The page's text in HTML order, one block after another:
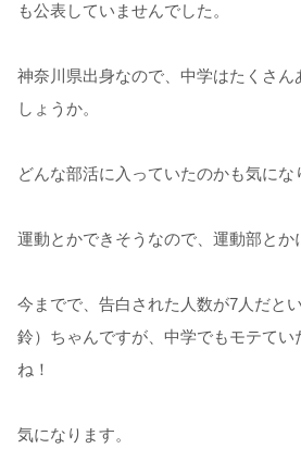
も公表していませんでした。
神奈川県出身なので、中学はたくさ
しょうか。
どんな部活に入っていたのかも気にな
運動とかできそうなので、運動部とか
今までで、告白された人数が7人だと
鈴）ちゃんですが、中学でもモテてい
ね！
気になります。